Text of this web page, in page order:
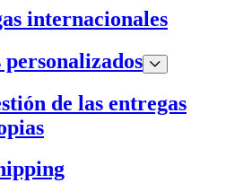
internacionales
personalizados
de las entregas